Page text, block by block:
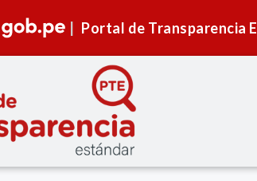
Portal de Transparencia